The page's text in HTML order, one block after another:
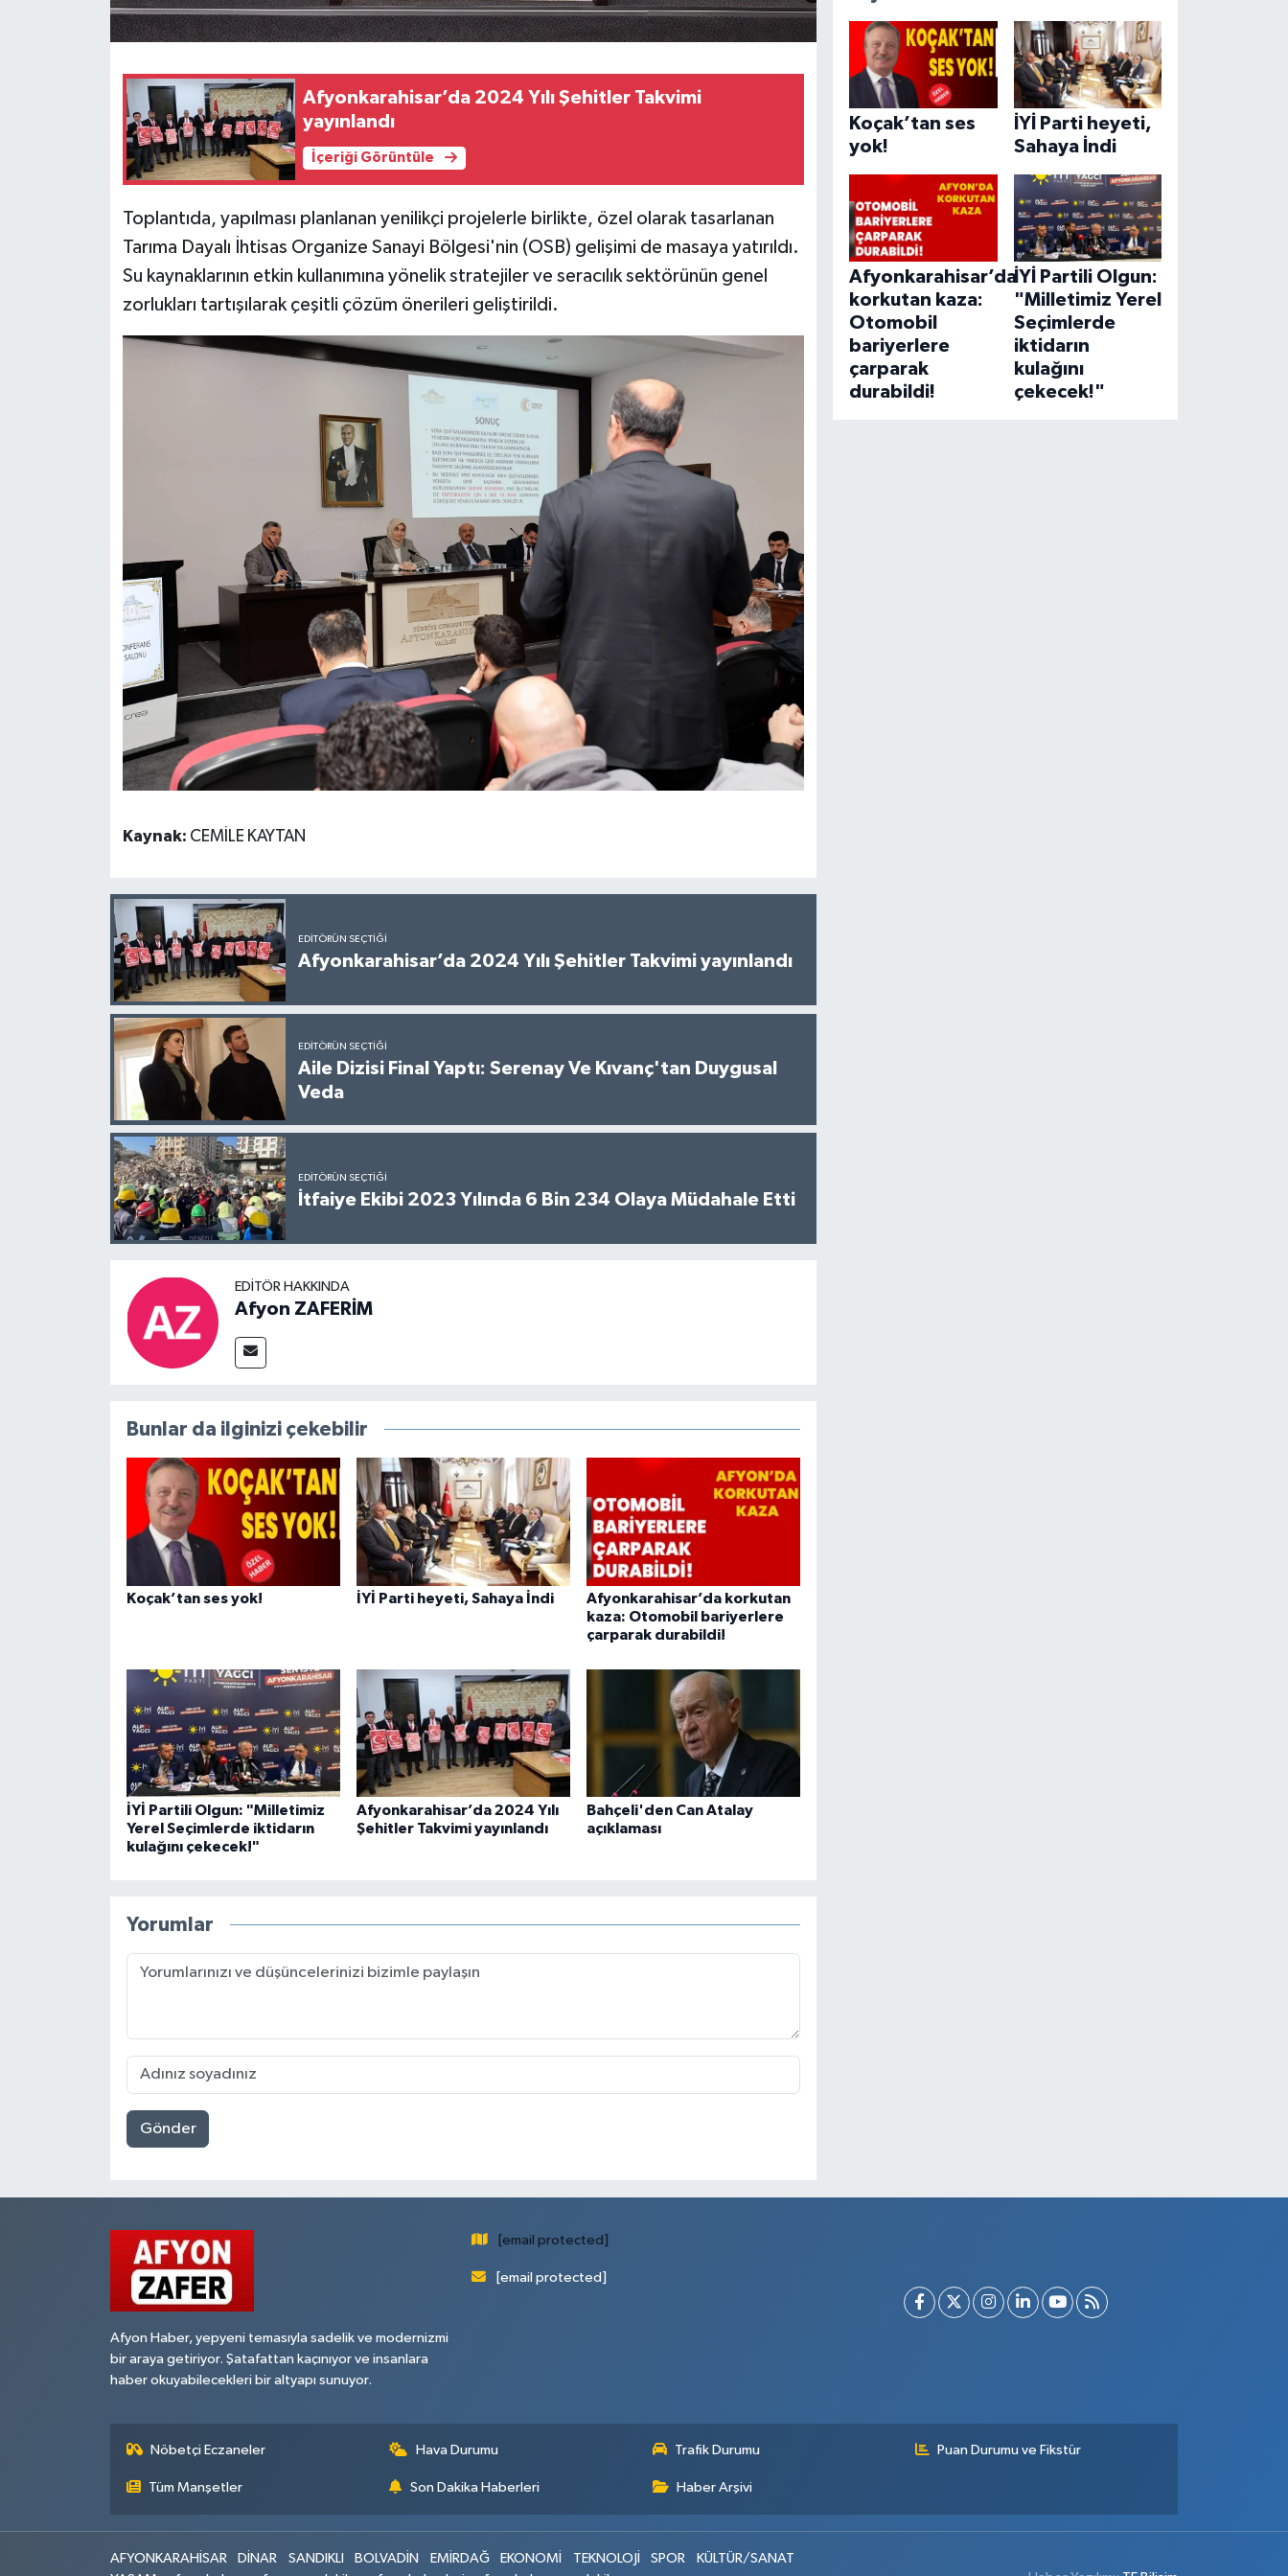
Afyonkarahisar’da 2024 Yılı Şehitler Takvimi
yayınlandı
İçeriği Görüntüle
Toplantıda, yapılması planlanan yenilikçi projelerle birlikte, özel olarak tasarlanan
Tarıma Dayalı İhtisas Organize Sanayi Bölgesi'nin (OSB) gelişimi de masaya yatırıldı.
Su kaynaklarının etkin kullanımına yönelik stratejiler ve seracılık sektörünün genel
zorlukları tartışılarak çeşitli çözüm önerileri geliştirildi.
Kaynak: CEMİLE KAYTAN
EDITÖRÜN SEÇTIĞI
Afyonkarahisar’da 2024 Yılı Şehitler Takvimi yayınlandı
EDITÖRÜN SEÇTIĞI
Aile Dizisi Final Yaptı: Serenay Ve Kıvanç'tan Duygusal
Veda
EDITÖRÜN SEÇTIĞI
İtfaiye Ekibi 2023 Yılında 6 Bin 234 Olaya Müdahale Etti
EDITÖR HAKKINDA
Afyon ZAFERİM
Bunlar da ilginizi çekebilir
Koçak’tan ses yok! İYİ Parti heyeti, Sahaya İndi
Afyonkarahisar’da korkutan
kaza: Otomobil bariyerlere
çarparak durabildi!
İYİ Partili Olgun: "Milletimiz
Yerel Seçimlerde iktidarın
kulağını çekecek!"
Afyonkarahisar’da 2024 Yılı
Şehitler Takvimi yayınlandı
Bahçeli'den Can Atalay
açıklaması
Yorumlar
Gönder
Koçak’tan ses
yok!
İYİ Parti heyeti,
Sahaya İndi
Afyonkarahisar’da
korkutan kaza:
Otomobil
bariyerlere
çarparak
durabildi!
İYİ Partili Olgun:
"Milletimiz Yerel
Seçimlerde
iktidarın
kulağını
çekecek!"
Afyon Haber, yepyeni temasıyla sadelik ve modernizmi
bir araya getiriyor. Şatafattan kaçınıyor ve insanlara
haber okuyabilecekleri bir altyapı sunuyor.
[email protected]
[email protected]
Nöbetçi Eczaneler Hava Durumu Trafik Durumu Puan Durumu ve Fikstür
Tüm Manşetler Son Dakika Haberleri Haber Arşivi
AFYONKARAHİSAR DİNAR SANDIKLI BOLVADİN EMİRDAĞ EKONOMİ TEKNOLOJİ SPOR
KÜLTÜR/SANAT